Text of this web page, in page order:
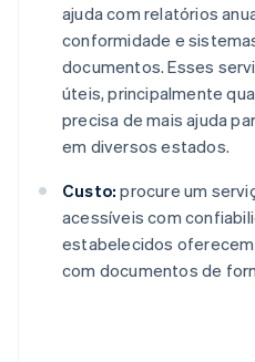
ajuda com relatórios
conformidade e
documentos. Esses
úteis, principalmente
precisa de mais ajuda
em diversos estados.
Custo: procure um
acessíveis com
estabelecidos
com documentos de